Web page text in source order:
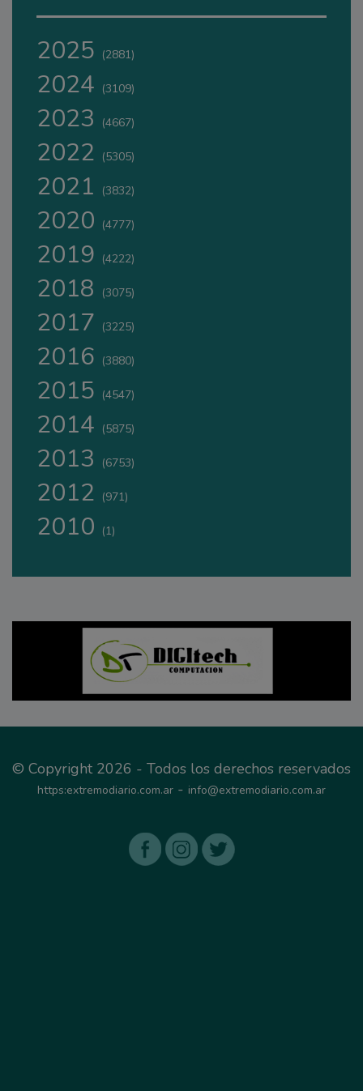
2025 (2881)
2024 (3109)
2023 (4667)
2022 (5305)
2021 (3832)
2020 (4777)
2019 (4222)
2018 (3075)
2017 (3225)
2016 (3880)
2015 (4547)
2014 (5875)
2013 (6753)
2012 (971)
2010 (1)
© Copyright 2026 - Todos los derechos reservados
https:extremodiario.com.ar - info@extremodiario.com.ar